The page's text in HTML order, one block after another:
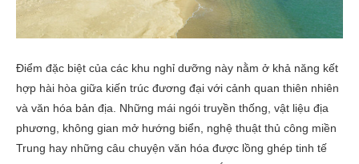
Điểm đặc biệt của các khu nghỉ dưỡng này nằm ở khả năng kết
hợp hài hòa giữa kiến trúc đương đại với cảnh quan thiên nhiên
và văn hóa bản địa. Những mái ngói truyền thống, vật liệu địa
phương, không gian mở hướng biển, nghệ thuật thủ công miền
Trung hay những câu chuyện văn hóa được lồng ghép tinh tế